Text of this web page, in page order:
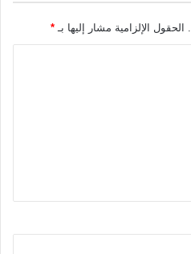
الحقول الإلزامية مشار إليها بـ *